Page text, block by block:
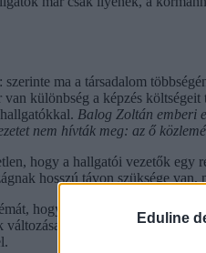
Eduline
ma a társadalom
különbség a képzés
Balog Zoltán emberi
nem hívták meg: az ő
hogy a hallgatói vezetők
hosszú távon szüksége
hogy ma más világ van,
miatt - fejtette ki. Az